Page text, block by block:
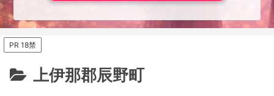
PR 18禁
上伊那郡辰野町